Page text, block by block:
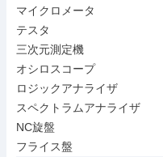
マイクロメータ
テスタ
三次元測定機
オシロスコープ
ロジックアナライザ
スペクトラムアナライザ
NC旋盤
フライス盤